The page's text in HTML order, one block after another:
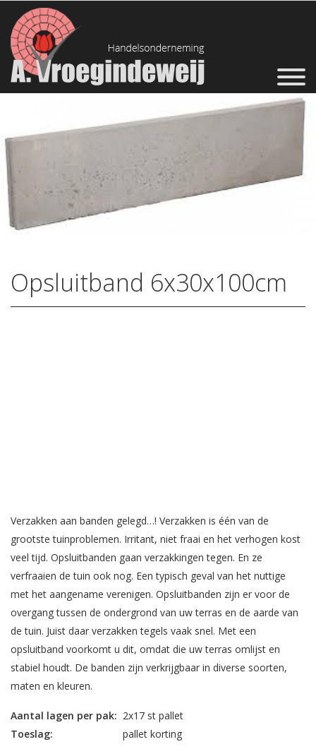
Opsluitband 6x30x100cm
Verzakken aan banden gelegd…! Verzakken is één van de
grootste tuinproblemen. Irritant, niet fraai en het verhogen kost
veel tijd. Opsluitbanden gaan verzakkingen tegen. En ze
verfraaien de tuin ook nog. Een typisch geval van het nuttige
met het aangename verenigen. Opsluitbanden zijn er voor de
overgang tussen de ondergrond van uw terras en de aarde van
de tuin. Juist daar verzakken tegels vaak snel. Met een
opsluitband voorkomt u dit, omdat die uw terras omlijst en
stabiel houdt. De banden zijn verkrijgbaar in diverse soorten,
maten en kleuren.
Aantal lagen per pak: 2x17 st pallet
Toeslag:
pallet korting